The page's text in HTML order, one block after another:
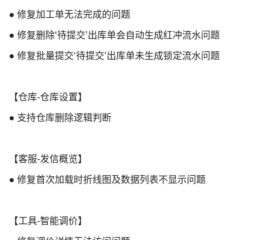
● 修复加工单无法完成的问题
● 修复删除‘待提交’出库单会自动生成红冲流水问题
● 修复批量提交‘待提交’出库单未生成锁定流水问题
【仓库-仓库设置】
● 支持仓库删除逻辑判断
【客服-发信概览】
● 修复首次加载时折线图及数据列表不显示问题
【工具-智能调价】